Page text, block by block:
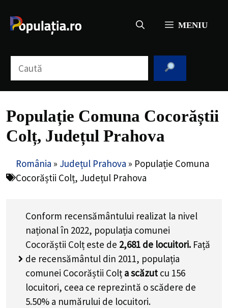
conținut
MENIU
Populație Comuna Cocorăștii
Colț, Județul Prahova
România » Județul Prahova » Populație Comuna
Cocorăștii Colț, Județul Prahova
Conform recensământului realizat la nivel
național în 2022, populația comunei
Cocorăștii Colț este de 2,681 de locuitori. Față
de recensământul din 2011, populația
comunei Cocorăștii Colț a scăzut cu 156
locuitori, ceea ce reprezintă o scădere de
5.50% a numărului de locuitori.